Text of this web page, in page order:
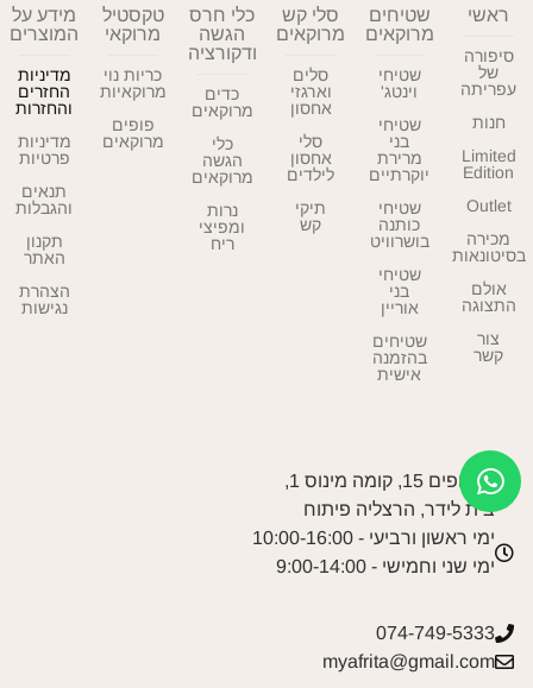
ראשי
סיפורה
של
עפריתה
חנות
Limited
Edition
Outlet
מכירה
בסיטונאות
אולם
התצוגה
צור
קשר
שטיחים
מרוקאים
שטיחי
וינטג'
שטיחי
בני
מרירת
יוקרתיים
שטיחי
כותנה
בושרוויט
שטיחי
בני
אוריין
שטיחים
בהזמנה
אישית
סלי קש
מרוקאים
סלים
וארגזי
אחסון
סלי
אחסון
לילדים
תיקי
קש
כלי חרס
הגשה
ודקורציה
כדים
מרוקאים
כלי
הגשה
מרוקאים
נרות
ומפיצי
ריח
טקסטיל
מרוקאי
כריות נוי
מרוקאיות
פופים
מרוקאים
מידע על
המוצרים
מדיניות
החזרים
והחזרות
מדיניות
פרטיות
תנאים
והגבלות
תקנון
האתר
הצהרת
נגישות
המנופים 15, קומה מינוס 1,
בית לידר, הרצליה פיתוח
ימי ראשון ורביעי - 10:00-16:00
ימי שני וחמישי - 9:00-14:00
074-749-5333
myafrita@gmail.com